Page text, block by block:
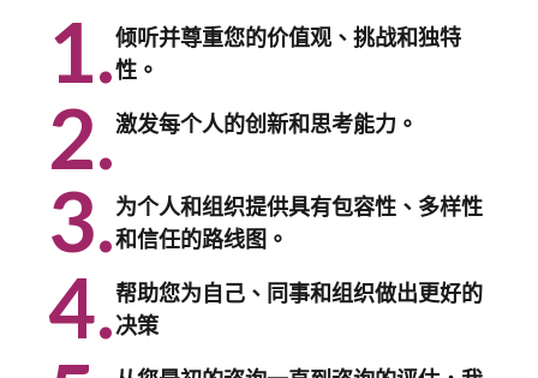
1.倾听并尊重您的价值观、挑战和独特
性。
2.激发每个人的创新和思考能力。
3.为个人和组织提供具有包容性、多样性
和信任的路线图。
4.帮助您为自己、同事和组织做出更好的
决策